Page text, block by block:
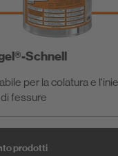
Schnell
per la colatura e
fessure
prodotti